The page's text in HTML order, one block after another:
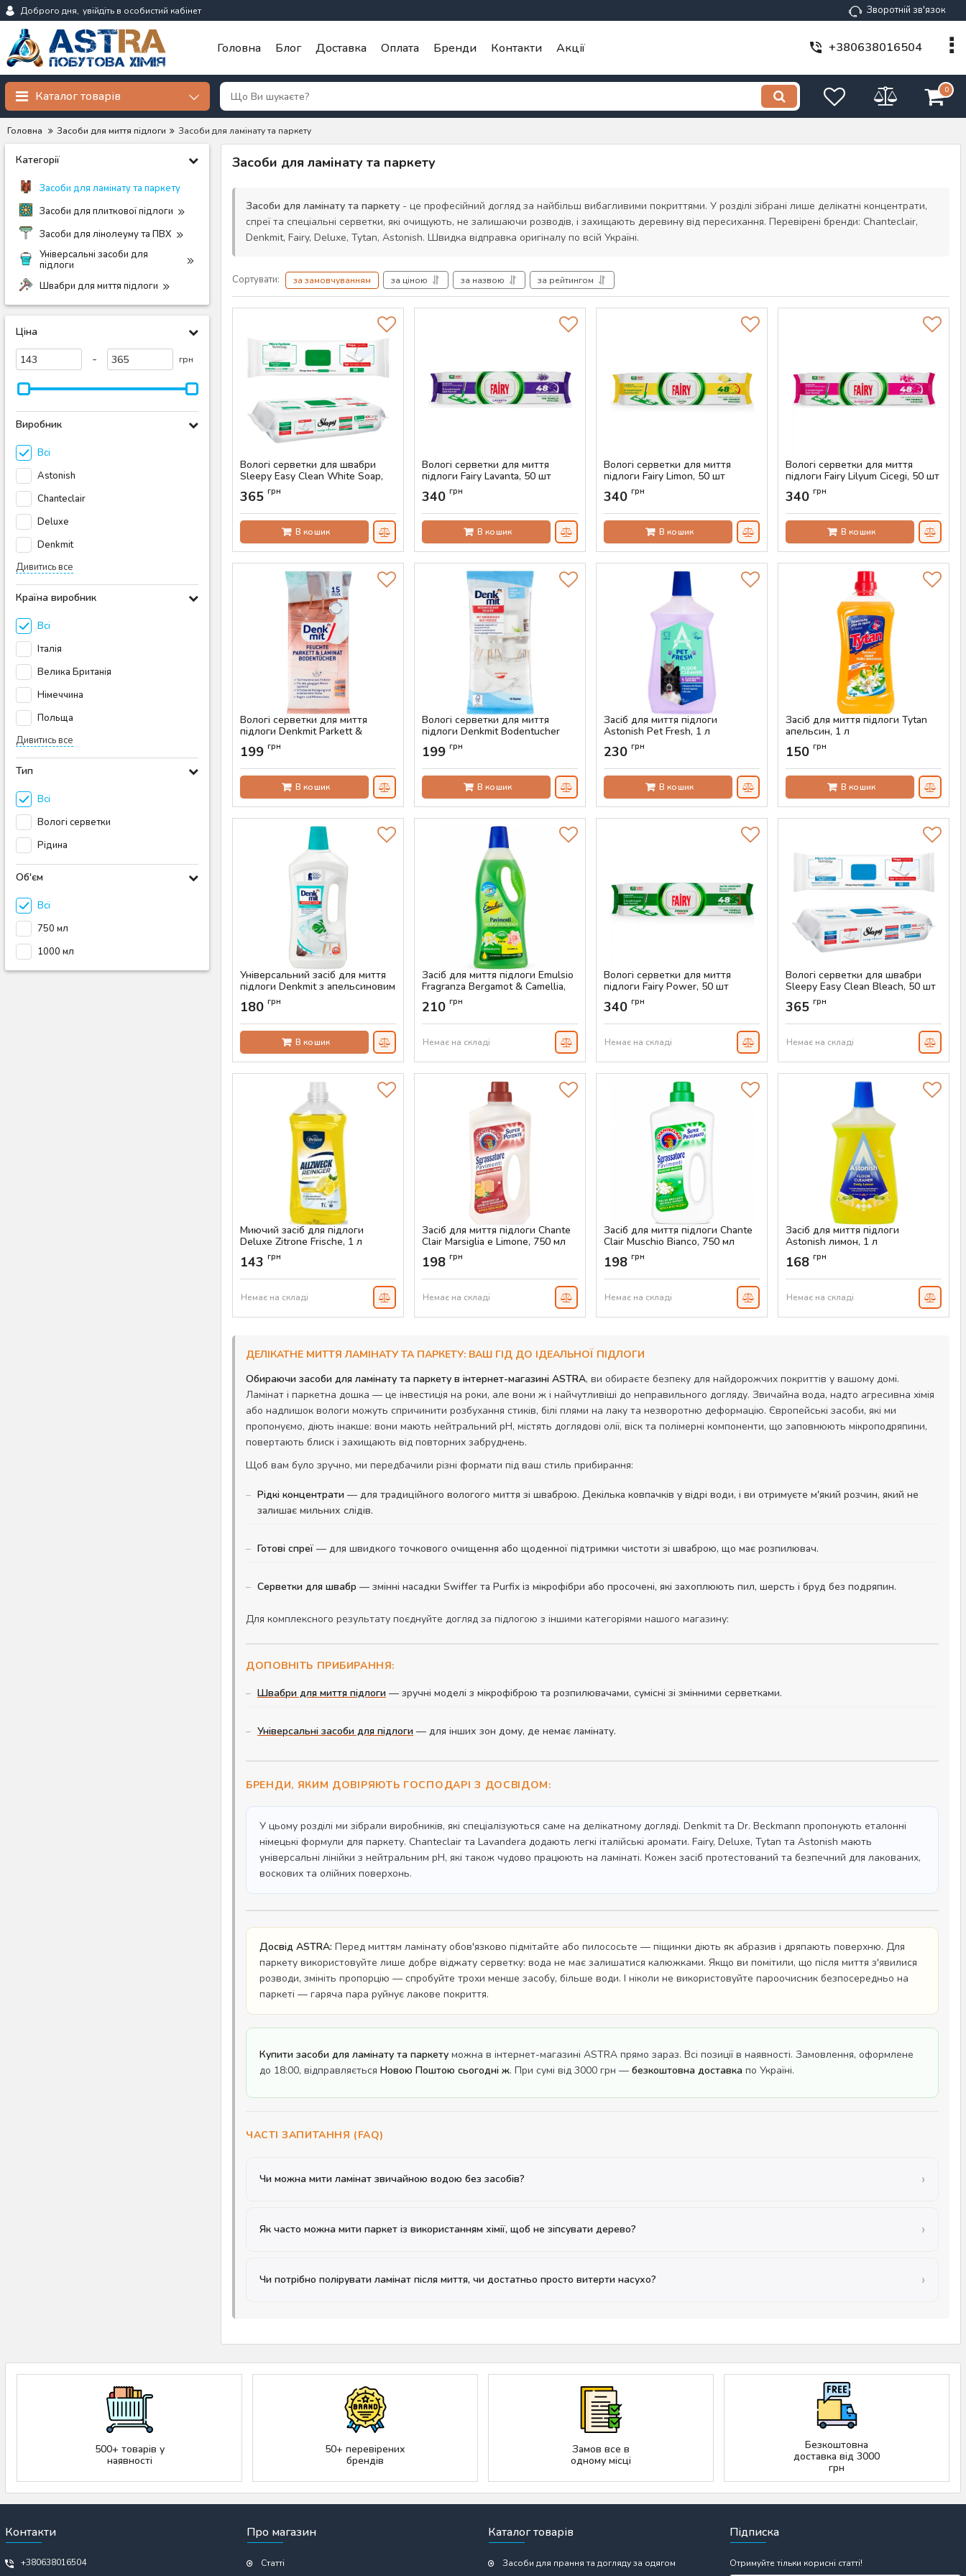
Доброго дня, увійдіть в особистий кабінет Зворотній зв'язок
Головна Блог Доставка Оплата Бренди Контакти Акції +380638016504
Каталог товарів 0
Головна Засоби для миття підлоги Засоби для ламінату та паркету
Категорії
Засоби для ламінату та паркету
Засоби для плиткової підлоги
Засоби для лінолеуму та ПВХ
Універсальні засоби для
підлоги
Швабри для миття підлоги
Ціна
- грн
Виробник
Всі
Astonish
Chanteclair
Deluxe
Denkmit
Дивитись все
Країна виробник
Всі
Італія
Велика Британія
Німеччина
Польща
Дивитись все
Тип
Всі
Вологі серветки
Рідина
Об'єм
Всі
750 мл
1000 мл
Засоби для ламінату та паркету
Засоби для ламінату та паркету - це професійний догляд за найбільш вибагливими покриттями. У розділі зібрані лише делікатні концентрати,
спреї та спеціальні серветки, які очищують, не залишаючи розводів, і захищають деревину від пересихання. Перевірені бренди: Chanteclair,
Denkmit, Fairy, Deluxe, Tytan, Astonish. Швидка відправка оригіналу по всій Україні.
Сортувати: за замовчуванням за ціною за назвою за рейтингом
Вологі серветки для швабри
Sleepy Easy Clean White Soap,
Артикул:
365 грн
В кошик
Вологі серветки для миття
підлоги Fairy Lavanta, 50 шт
Артикул:AS-00295
340 грн
В кошик
Вологі серветки для миття
підлоги Fairy Limon, 50 шт
Артикул:AS-00294
340 грн
В кошик
Вологі серветки для миття
підлоги Fairy Lilyum Cicegi, 50 шт
Артикул:AS-00293
340 грн
В кошик
Вологі серветки для миття
підлоги Denkmit Parkett &
Laminat, 15 шт
Артикул:
199 грн
В кошик
Вологі серветки для миття
підлоги Denkmit Bodentucher
Feucht, 15 шт
Артикул:
199 грн
В кошик
Засіб для миття підлоги
Astonish Pet Fresh, 1 л
Артикул:AS-00235
230 грн
В кошик
Засіб для миття підлоги Tytan
апельсин, 1 л
Артикул:AS-00232
150 грн
В кошик
Універсальний засіб для миття
підлоги Denkmit з апельсиновим
воском, 1 л
Артикул:
180 грн
В кошик
Засіб для миття підлоги Emulsio
Fragranza Bergamot & Camellia,
750мл
Артикул:
210 грн
Немає на складі
Вологі серветки для миття
підлоги Fairy Power, 50 шт
Артикул:AS-00705
340 грн
Немає на складі
Вологі серветки для швабри
Sleepy Easy Clean Bleach, 50 шт
Артикул:AS-00600
365 грн
Немає на складі
Миючий засіб для підлоги
Deluxe Zitrone Frische, 1 л
Артикул:AS-00236
143 грн
Немає на складі
Засіб для миття підлоги Chante
Clair Marsiglia e Limone, 750 мл
Артикул:AS-00234
198 грн
Немає на складі
Засіб для миття підлоги Chante
Clair Muschio Bianco, 750 мл
Артикул:AS-00233
198 грн
Немає на складі
Засіб для миття підлоги
Astonish лимон, 1 л
Артикул:AS-00230
168 грн
Немає на складі
ДЕЛІКАТНЕ МИТТЯ ЛАМІНАТУ ТА ПАРКЕТУ: ВАШ ГІД ДО ІДЕАЛЬНОЇ ПІДЛОГИ
Обираючи засоби для ламінату та паркету в інтернет-магазині ASTRA, ви обираєте безпеку для найдорожчих покриттів у вашому домі.
Ламінат і паркетна дошка — це інвестиція на роки, але вони ж і найчутливіші до неправильного догляду. Звичайна вода, надто агресивна хімія
або надлишок вологи можуть спричинити розбухання стиків, білі плями на лаку та незворотню деформацію. Європейські засоби, які ми
пропонуємо, діють інакше: вони мають нейтральний pH, містять доглядові олії, віск та полімерні компоненти, що заповнюють мікроподряпини,
повертають блиск і захищають від повторних забруднень.
Щоб вам було зручно, ми передбачили різні формати під ваш стиль прибирання:
Рідкі концентрати — для традиційного вологого миття зі шваброю. Декілька ковпачків у відрі води, і ви отримуєте м'який розчин, який не
залишає мильних слідів.
Готові спреї — для швидкого точкового очищення або щоденної підтримки чистоти зі шваброю, що має розпилювач.
Серветки для швабр — змінні насадки Swiffer та Purfix із мікрофібри або просочені, які захоплюють пил, шерсть і бруд без подряпин.
Для комплексного результату поєднуйте догляд за підлогою з іншими категоріями нашого магазину:
ДОПОВНІТЬ ПРИБИРАННЯ:
Швабри для миття підлоги — зручні моделі з мікрофіброю та розпилювачами, сумісні зі змінними серветками.
Універсальні засоби для підлоги — для інших зон дому, де немає ламінату.
БРЕНДИ, ЯКИМ ДОВІРЯЮТЬ ГОСПОДАРІ З ДОСВІДОМ:
У цьому розділі ми зібрали виробників, які спеціалізуються саме на делікатному догляді. Denkmit та Dr. Beckmann пропонують еталонні
німецькі формули для паркету. Chanteclair та Lavandera додають легкі італійські аромати. Fairy, Deluxe, Tytan та Astonish мають
універсальні лінійки з нейтральним pH, які також чудово працюють на ламінаті. Кожен засіб протестований та безпечний для лакованих,
воскових та олійних поверхонь.
Досвід ASTRA: Перед миттям ламінату обов'язково підмітайте або пилососьте — піщинки діють як абразив і дряпають поверхню. Для
паркету використовуйте лише добре віджату серветку: вода не має залишатися калюжками. Якщо ви помітили, що після миття з'явилися
розводи, змініть пропорцію — спробуйте трохи менше засобу, більше води. І ніколи не використовуйте пароочисник безпосередньо на
паркеті — гаряча пара руйнує лакове покриття.
Купити засоби для ламінату та паркету можна в інтернет-магазині ASTRA прямо зараз. Всі позиції в наявності. Замовлення, оформлене
до 18:00, відправляється Новою Поштою сьогодні ж. При сумі від 3000 грн — безкоштовна доставка по Україні.
ЧАСТІ ЗАПИТАННЯ (FAQ)
Чи можна мити ламінат звичайною водою без засобів?
Як часто можна мити паркет із використанням хімії, щоб не зіпсувати дерево?
Чи потрібно полірувати ламінат після миття, чи достатньо просто витерти насухо?
500+ товарів у
наявності
50+ перевірених
брендів
Замов все в
одному місці
Безкоштовна
доставка від 3000
грн
Контакти
+380638016504
Про магазин
Статті
Каталог товарів
Засоби для прання та догляду за одягом
Підписка
Отримуйте тільки корисні статті!